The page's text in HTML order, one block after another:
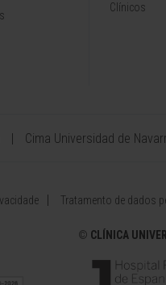
Clínicos
Cima Universidad de
Tratamento de dados
© CLÍNICA